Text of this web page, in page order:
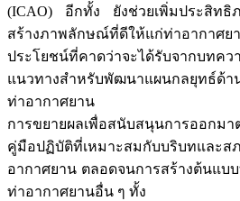
(ICAO) อีกทั้ง ยังช่วยเพิ่มประสิทธิ
สร้างภาพลักษณ์ที่ดีให้แก่ท่าอากาศย
ประโยชน์ที่คาดว่าจะได้รับจากบทค
แนวทางสำหรับพัฒนาแผนกลยุทธ์ด้า
ท่าอากาศยาน
การขยายผลเพื่อสนับสนุนการออกมา
คู่มือปฏิบัติที่เหมาะสมกับบริบทและส
อากาศยาน ตลอดจนการสร้างต้นแบ
ท่าอากาศยานอื่น ๆ ทั้ง